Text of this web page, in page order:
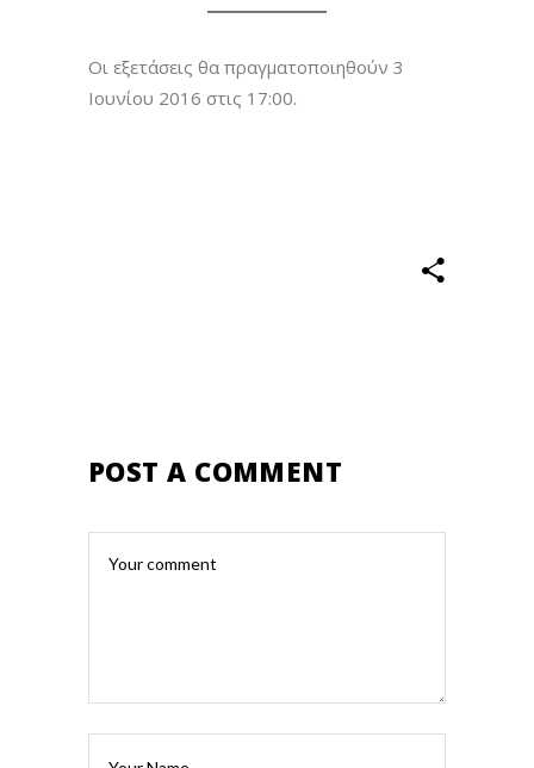
Οι εξετάσεις θα πραγματοποιηθούν 3
Ιουνίου 2016 στις 17:00.
POST A COMMENT